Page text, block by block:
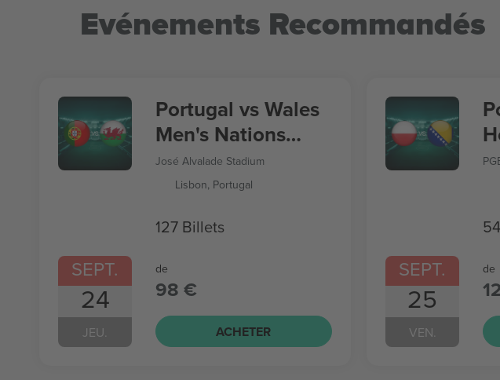
Evénements Recommandés
SEPT.
24
JEU.
Portugal vs Wales
Men's Nations
League
José Alvalade Stadium
Lisbon, Portugal
127 Billets
de
98 €
ACHETER
SEPT.
25
VEN.
de